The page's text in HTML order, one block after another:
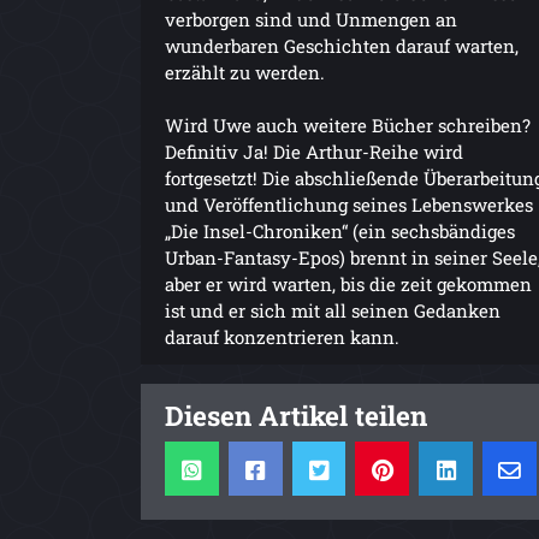
verborgen sind und Unmengen an
wunderbaren Geschichten darauf warten,
erzählt zu werden.
Wird Uwe auch weitere Bücher schreiben?
Definitiv Ja! Die Arthur-Reihe wird
fortgesetzt! Die abschließende
und Veröffentlichung seines Lebenswerkes
„Die Insel-Chroniken“ (ein sechsbändiges
Urban-Fantasy-Epos) brennt in seiner
aber er wird warten, bis die zeit gekommen
ist und er sich mit all seinen Gedanken
darauf konzentrieren kann.
Diesen Artikel teilen